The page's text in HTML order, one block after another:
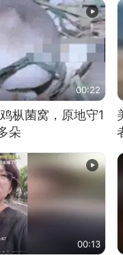
00:22
枞菌窝，原地守1
朵
00:13